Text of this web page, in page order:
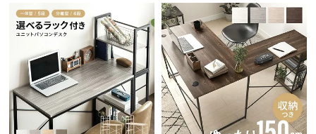
員
規
に
つ
い
て
本やファイルなど、作業に必要なものがすぐ手にと
れて使いやすいラック付きデスク。広々とした天板
と収納に長けたラックは、デスクワークをより快適
なものにしてくれます。
ラックを切り離して使える分離型